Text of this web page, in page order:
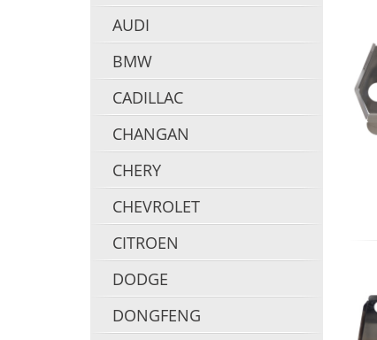
AUDI
BMW
CADILLAC
CHANGAN
CHERY
CHEVROLET
CITROEN
DODGE
DONGFENG